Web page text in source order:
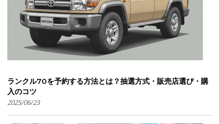
ランクル70を予約する方法とは？抽選方式・販売店選び・購
入のコツ
2025/06/23